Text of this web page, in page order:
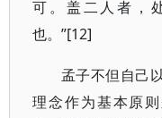
可。盖二人者，
也。”[12]
孟子不但自己
理念作为基本原